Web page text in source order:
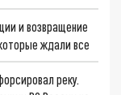
и возвращение
ждали все
реку.